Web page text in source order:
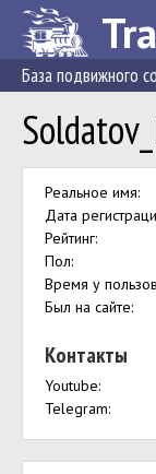
База подвижного
Реальное имя:
Дата
Рейтинг:
Пол:
Время у
Был на сайте:
Контакты
Youtube:
Telegram: